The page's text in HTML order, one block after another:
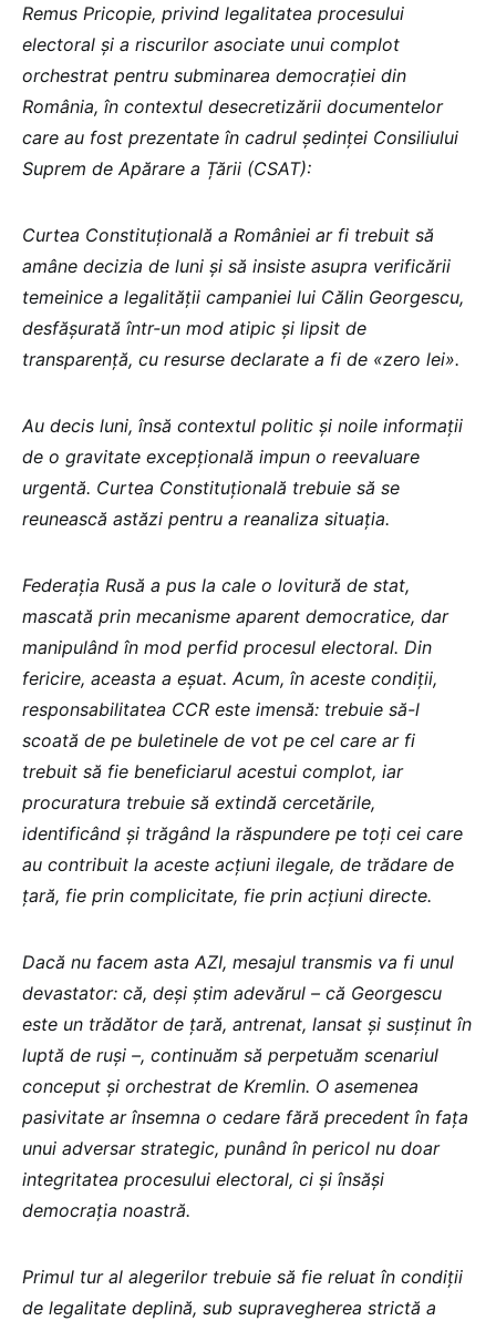
Remus Pricopie, privind legalitatea procesului
electoral și a riscurilor asociate unui complot
orchestrat pentru subminarea democrației din
România, în contextul desecretizării documentelor
care au fost prezentate în cadrul şedinţei Consiliului
Suprem de Apărare a Țării (CSAT):
Curtea Constituțională a României ar fi trebuit să
amâne decizia de luni și să insiste asupra verificării
temeinice a legalității campaniei lui Călin Georgescu,
desfășurată într-un mod atipic și lipsit de
transparență, cu resurse declarate a fi de «zero lei».
Au decis luni, însă contextul politic și noile informații
de o gravitate excepțională impun o reevaluare
urgentă. Curtea Constituțională trebuie să se
reunească astăzi pentru a reanaliza situația.
Federația Rusă a pus la cale o lovitură de stat,
mascată prin mecanisme aparent democratice, dar
manipulând în mod perfid procesul electoral. Din
fericire, aceasta a eșuat. Acum, în aceste condiții,
responsabilitatea CCR este imensă: trebuie să-l
scoată de pe buletinele de vot pe cel care ar fi
trebuit să fie beneficiarul acestui complot, iar
procuratura trebuie să extindă cercetările,
identificând și trăgând la răspundere pe toți cei care
au contribuit la aceste acțiuni ilegale, de trădare de
ţară, fie prin complicitate, fie prin acțiuni directe.
Dacă nu facem asta AZI, mesajul transmis va fi unul
devastator: că, deși știm adevărul – că Georgescu
este un trădător de țară, antrenat, lansat și susținut în
luptă de ruși –, continuăm să perpetuăm scenariul
conceput și orchestrat de Kremlin. O asemenea
pasivitate ar însemna o cedare fără precedent în fața
unui adversar strategic, punând în pericol nu doar
integritatea procesului electoral, ci și însăși
democrația noastră.
Primul tur al alegerilor trebuie să fie reluat în condiții
de legalitate deplină, sub supravegherea strictă a